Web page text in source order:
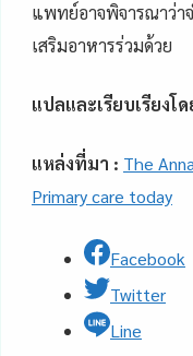
แพทย์อาจพิจารณาว่
เสริมอาหารร่วมด้วย
แปลและเรียบเรียงโด
แหล่งที่มา : The
Primary care today
Facebook
Twitter
Line